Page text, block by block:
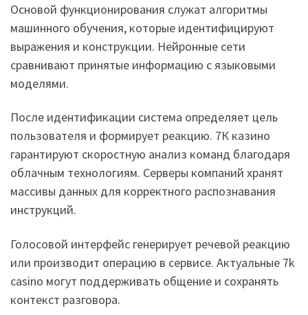
Основой функционирования служат алгоритмы
машинного обучения, которые идентифицируют
выражения и конструкции. Нейронные сети
сравнивают принятые информацию с языковыми
моделями.
После идентификации система определяет цель
пользователя и формирует реакцию. 7К казино
гарантируют скоростную анализ команд благодаря
облачным технологиям. Серверы компаний хранят
массивы данных для корректного распознавания
инструкций.
Голосовой интерфейс генерирует речевой реакцию
или производит операцию в сервисе. Актуальные 7k
casino могут поддерживать общение и сохранять
контекст разговора.